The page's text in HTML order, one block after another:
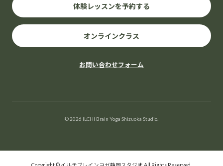
体験レッスンを予約する
オンラインクラス
お問い合わせフォーム
© 2026 ILCHI Brain Yoga Shizuoka Studio.